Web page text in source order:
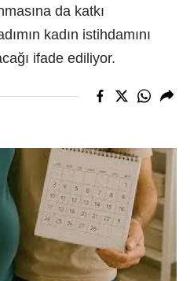
da katkı
kadın istihdamını
ifade ediliyor.